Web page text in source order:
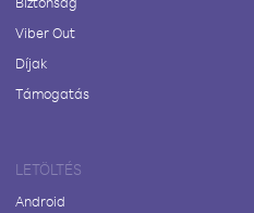
Viber Out
Díjak
Támogatás
LETÖLTÉS
Android